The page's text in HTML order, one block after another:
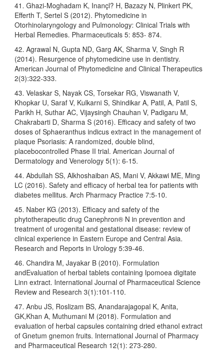
41. Ghazi-Moghadam K, Inançl? H, Bazazy N, Plinkert PK,
Efferth T, Sertel S (2012). Phytomedicine in
Otorhinolaryngology and Pulmonology: Clinical Trials with
Herbal Remedies. Pharmaceuticals 5: 853- 874.
42. Agrawal N, Gupta ND, Garg AK, Sharma V, Singh R
(2014). Resurgence of phytomedicine use in dentistry.
American Journal of Phytomedicine and Clinical Therapeutics
2(3):322-333.
43. Velaskar S, Nayak CS, Torsekar RG, Viswanath V,
Khopkar U, Saraf V, Kulkarni S, Shindikar A, Patil, A, Patil S,
Parikh H, Suthar AC, Vijaysingh Chauhan V, Padigaru M,
Chakrabarti D, Sharma S (2016). Efficacy and safety of two
doses of Sphaeranthus indicus extract in the management of
plaque Psoriasis: A randomized, double blind,
placebocontrolled Phase II trial. American Journal of
Dermatology and Venerology 5(1): 6-15.
44. Abdullah SS, Alkhoshaiban AS, Mani V, Akkawi ME, Ming
LC (2016). Safety and efficacy of herbal tea for patients with
diabetes mellitus. Arch Pharmacy Practice 7:5-10.
45. Naber KG (2013). Efficacy and safety of the
phytotherapeutic drug Canephron® N in prevention and
treatment of urogenital and gestational disease: review of
clinical experience in Eastern Europe and Central Asia.
Research and Reports in Urology 5:39-46.
46. Chandira M, Jayakar B (2010). Formulation
andEvaluation of herbal tablets containing Ipomoea digitate
Linn extract. International Journal of Pharmaceutical Science
Review and Research 3(1):101-110.
47. Anbu JS, Roslizam BS, Anandarajagopal K, Anita,
GK,Khan A, Muthumani M (2018). Formulation and
evaluation of herbal capsules containing dried ethanol extract
of Gnetum gnemon fruits. International Journal of Pharmacy
and Pharmaceutical Research 12(1): 273-280.